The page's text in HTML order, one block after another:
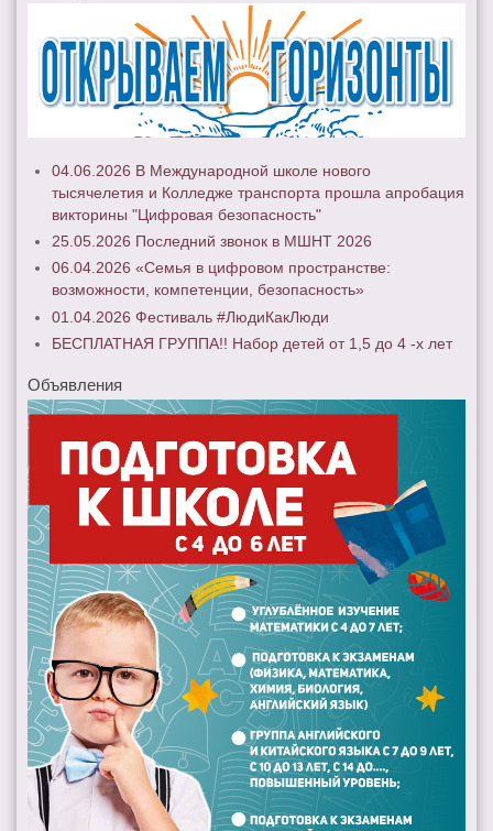
04.06.2026 В Международной школе нового
тысячелетия и Колледже транспорта прошла апробация
викторины "Цифровая безопасность"
25.05.2026 Последний звонок в МШНТ 2026
06.04.2026 «Семья в цифровом пространстве:
возможности, компетенции, безопасность»
01.04.2026 Фестиваль #ЛюдиКакЛюди
БЕСПЛАТНАЯ ГРУППА!! Набор детей от 1,5 до 4 -х лет
Объявления